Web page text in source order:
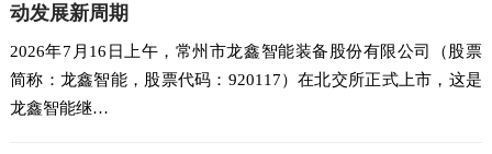
动发展新周期
2026年7月16日上午，常州市龙鑫智能装备股份有限公司（股票
简称：龙鑫智能，股票代码：920117）在北交所正式上市，这是
龙鑫智能继…